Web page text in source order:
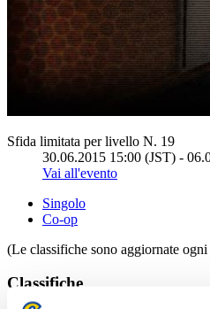
Sfida limitata per livello N. 19
30.06.2015 15:00 (JST) -
Vai all'evento
Singolo
Co-op
(Le classifiche sono aggiornate
Classifiche